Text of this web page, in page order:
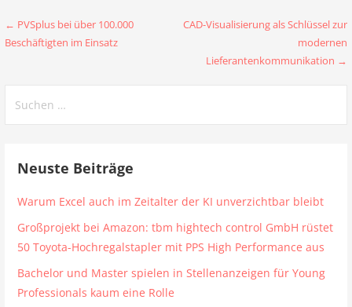
Beitragsnavigation
← PVSplus bei über 100.000
Beschäftigten im Einsatz
CAD-Visualisierung als Schlüssel zur
modernen
Lieferantenkommunikation →
nach:
Neuste Beiträge
Warum Excel auch im Zeitalter der KI unverzichtbar bleibt
Großprojekt bei Amazon: tbm hightech control GmbH rüstet
50 Toyota-Hochregalstapler mit PPS High Performance aus
Bachelor und Master spielen in Stellenanzeigen für Young
Professionals kaum eine Rolle